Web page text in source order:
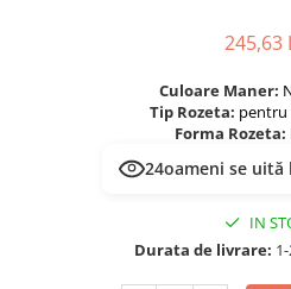
Kaindl - Laminat
Advanced 8 mm
245,63
Culoare Maner:
Tip Rozeta: pentru
Forma Rozeta:
24oameni se uită
IN
Durata de livrare: